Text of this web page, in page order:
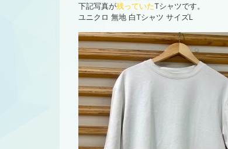
下記写真が残っていたTシャツです。
ユニクロ 無地 白Tシャツ サイズL